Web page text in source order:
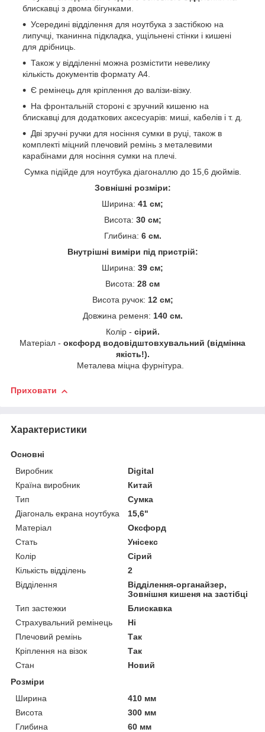
блискавці з двома бігунками.
Усередині відділення для ноутбука з застібкою на
липучці, тканинна підкладка, ущільнені стінки і кишені
для дрібниць.
Також у відділенні можна розмістити невелику
кількість документів формату А4.
Є ремінець для кріплення до валізи-візку.
На фронтальній стороні є зручний кишеню на
блискавці для додаткових аксесуарів: миші, кабелів і т. д.
Дві зручні ручки для носіння сумки в руці, також в
комплекті міцний плечовий ремінь з металевими
карабінами для носіння сумки на плечі.
Сумка підійде для ноутбука діагоналлю до 15,6 дюймів.
Зовнішні розміри:
Ширина: 41 см;
Висота: 30 см;
Глибина: 6 см.
Внутрішні виміри під пристрій:
Ширина: 39 см;
Висота: 28 см
Висота ручок: 12 см;
Довжина ременя: 140 см.
Колір - сірий.
Матеріал - оксфорд водовідштовхувальний (відмінна
якість!).
Металева міцна фурнітура.
Приховати
Характеристики
Основні
Виробник
Digital
Країна виробник
Китай
Тип
Сумка
Діагональ екрана ноутбука
15,6"
Матеріал
Оксфорд
Стать
Унісекс
Колір
Сірий
Кількість відділень
2
Відділення
Відділення-органайзер,
Зовнішня кишеня на застібці
Тип застежки
Блискавка
Страхувальний ремінець
Ні
Плечовий ремінь
Так
Кріплення на візок
Так
Стан
Новий
Розміри
Ширина
410 мм
Висота
300 мм
Глибина
60 мм